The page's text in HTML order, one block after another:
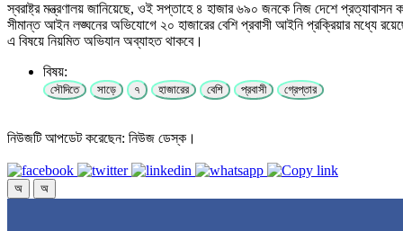
স্বরাষ্ট্র মন্ত্রণালয় জানিয়েছে, ওই সপ্তাহে ৪ হাজার ৬৯০ জনকে নিজ দেশে
সীমান্ত আইন লঙ্ঘনের অভিযোগে ২০ হাজারের বেশি প্রবাসী আইনি প্রক্রিয়ার মধ্যে
এ বিষয়ে নিয়মিত অভিযান অব্যাহত থাকবে।
বিষয়:
সৌদিতে সাড়ে ৭ হাজারের বেশি প্রবাসী গ্রেপ্তার
নিউজটি আপডেট করেছেন: নিউজ ডেস্ক।
অ অ